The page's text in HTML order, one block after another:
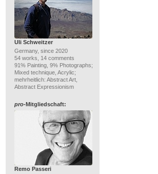
Uli Schweitzer
Germany, since 2020
54 works, 14 comments
91% Painting, 9% Photographs;
Mixed technique, Acrylic;
mehrheitlich: Abstract Art,
Abstract Expressionism
pro-Mitgliedschaft:
Remo Passeri